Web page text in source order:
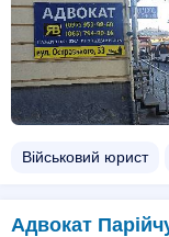
Військовий юрист
Адвокат